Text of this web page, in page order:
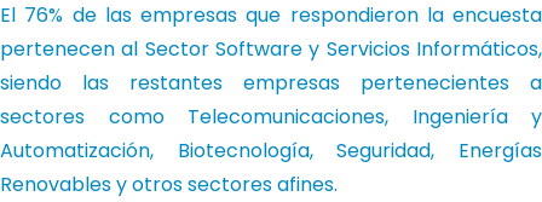
El 76% de las empresas que respondieron la encuesta
pertenecen al Sector Software y Servicios Informáticos,
siendo las restantes empresas pertenecientes a
sectores como Telecomunicaciones, Ingeniería y
Automatización, Biotecnología, Seguridad, Energías
Renovables y otros sectores afines.